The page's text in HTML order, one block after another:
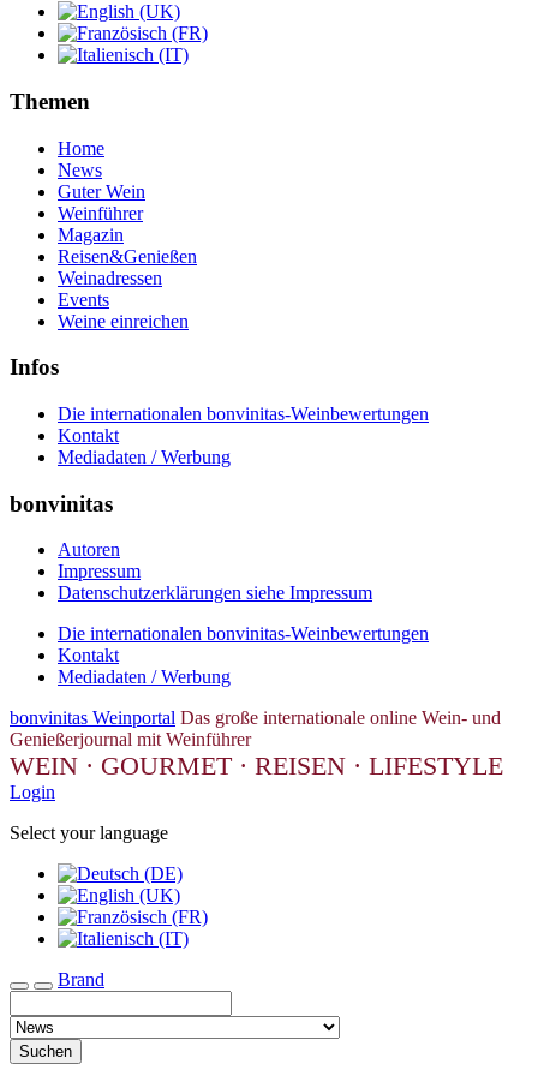
Themen
Home
News
Guter Wein
Weinführer
Magazin
Reisen&Genießen
Weinadressen
Events
Weine einreichen
Infos
Die internationalen bonvinitas-Weinbewertungen
Kontakt
Mediadaten / Werbung
bonvinitas
Autoren
Impressum
Datenschutzerklärungen siehe Impressum
Die internationalen bonvinitas-Weinbewertungen
Kontakt
Mediadaten / Werbung
bonvinitas Weinportal Das große internationale online Wein- und
Genießerjournal mit Weinführer
WEIN · GOURMET · REISEN · LIFESTYLE
Login
Select your language
Toggle navigation
Brand
Suchen